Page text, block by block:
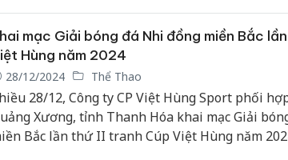
mạc Giải bóng đá Nhi đồng miền Bắc
Hùng năm 2024
28/12/2024 Thể Thao
28/12, Công ty CP Việt Hùng Sport phối
Xương, tỉnh Thanh Hóa khai mạc Giải
Bắc lần thứ II tranh Cúp Việt Hùng năm